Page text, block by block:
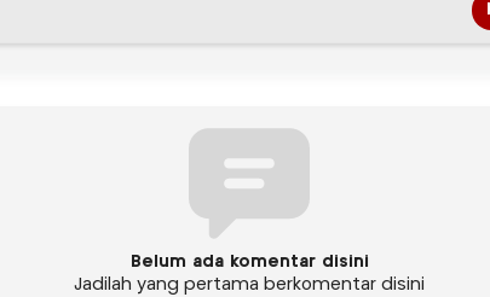
Belum ada komentar disini
Jadilah yang pertama berkomentar disini